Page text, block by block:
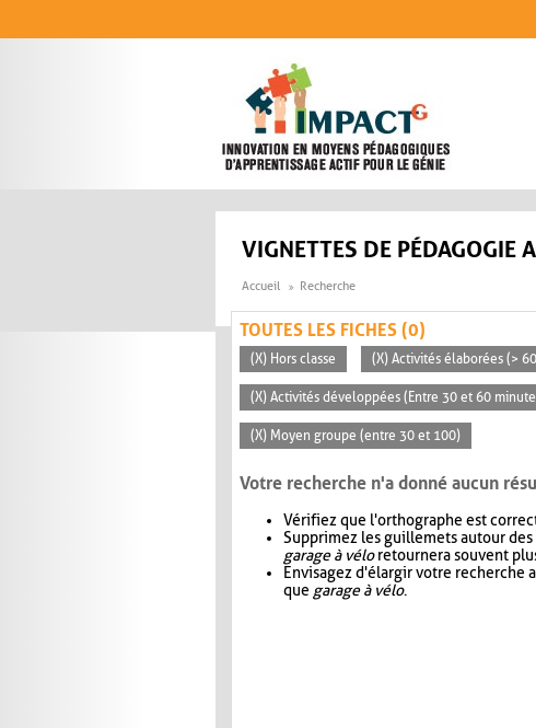
VIGNETTES DE PÉDAGOGIE
Accueil Recherche
TOUTES LES FICHES (0)
(X) Hors classe (X) Activités élaborées (>
(X) Activités développées (Entre 30 et 60
(X) Moyen groupe (entre 30 et 100)
Votre recherche n'a donné aucun
Vérifiez que l'orthographe est
Supprimez les guillemets autour
garage à véloretournera souvent
Envisagez d'élargir votre recherche
que garage à vélo.